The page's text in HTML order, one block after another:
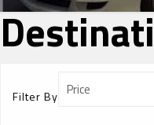
Filter By